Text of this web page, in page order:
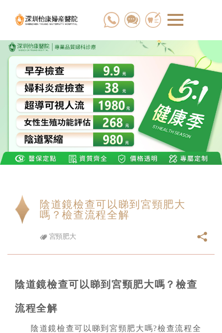
陰道鏡檢查可以睇到宮頸肥大
嗎？檢查流程全解
宮頸肥大
陰道鏡檢查可以睇到宮頸肥大嗎？檢查
流程全解
陰道鏡檢查可以睇到宮頸肥大嗎?檢查流程全